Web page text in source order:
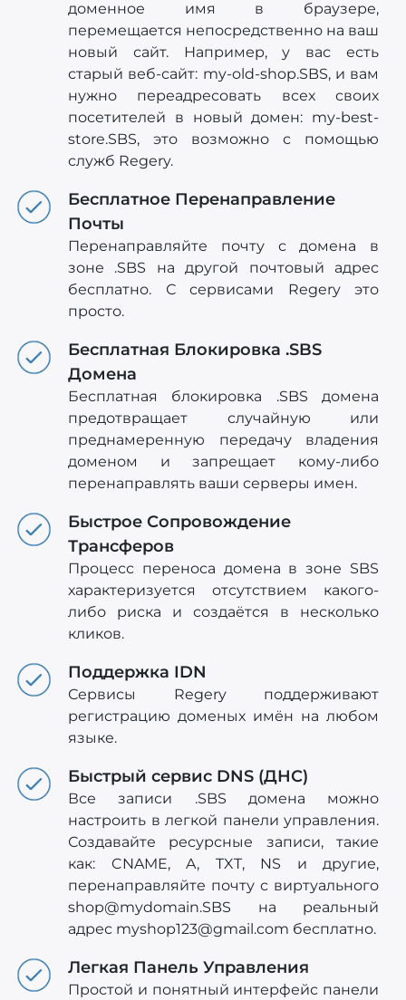
доменное имя в браузере,
перемещается непосредственно на ваш
новый сайт. Например, у вас есть
старый веб-сайт: my-old-shop.SBS, и вам
нужно переадресовать всех своих
посетителей в новый домен: my-best-
store.SBS, это возможно с помощью
служб Regery.
Бесплатное Перенаправление
Почты
Перенаправляйте почту с домена в
зоне .SBS на другой почтовый адрес
бесплатно. С сервисами Regery это
просто.
Бесплатная Блокировка .SBS
Домена
Бесплатная блокировка .SBS домена
предотвращает случайную или
преднамеренную передачу владения
доменом и запрещает кому-либо
перенаправлять ваши серверы имен.
Быстрое Сопровождение
Трансферов
Процесс переноса домена в зоне SBS
характеризуется отсутствием какого-
либо риска и создаётся в несколько
кликов.
Поддержка IDN
Сервисы Regery поддерживают
регистрацию доменых имён на любом
языке.
Быстрый сервис DNS (ДНС)
Все записи .SBS домена можно
настроить в легкой панели управления.
Создавайте ресурсные записи, такие
как: CNAME, A, TXT, NS и другие,
перенаправляйте почту с виртуального
shop@mydomain.SBS на реальный
адрес myshop123@gmail.com бесплатно.
Легкая Панель Управления
Простой и понятный интерфейс панели